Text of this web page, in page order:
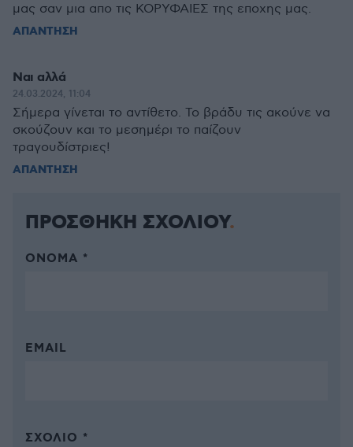
μας σαν μια απο τις ΚΟΡΥΦΑΙΕΣ της εποχης μας.
ΑΠΑΝΤΗΣΗ
Ναι αλλά
24.03.2024, 11:04
Σήμερα γίνεται το αντίθετο. Το βράδυ τις ακούνε να
σκούζουν και το μεσημέρι το παίζουν
τραγουδίστριες!
ΑΠΑΝΤΗΣΗ
ΠΡΟΣΘΗΚΗ ΣΧΟΛΙΟΥ
ΌΝΟΜΑ *
EMAIL
ΣΧΌΛΙΟ *